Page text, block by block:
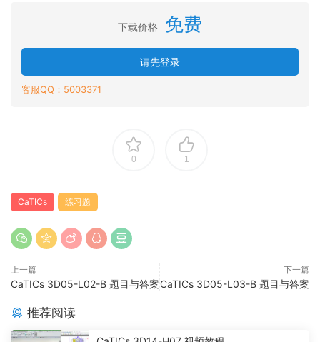
下载价格 免费
请先登录
客服QQ：5003371
0 1
CaTICs 练习题
上一篇
CaTICs 3D05-L02-B 题目与答案
下一篇
CaTICs 3D05-L03-B 题目与答案
推荐阅读